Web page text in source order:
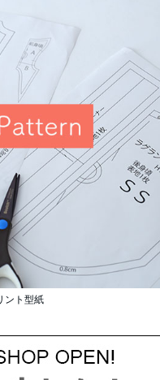
ント型紙